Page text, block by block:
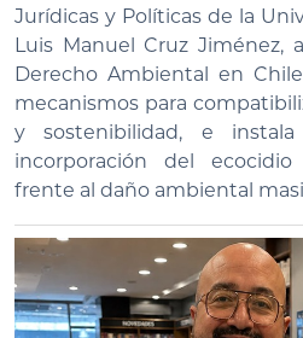
Jurídicas y Políticas de la
Luis Manuel Cruz Jiménez,
Derecho Ambiental en
mecanismos para
y sostenibilidad, e
incorporación del
frente al daño ambiental